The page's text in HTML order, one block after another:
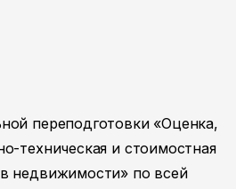
переподготовки «Оценка,
техническая и стоимостная
недвижимости» по всей